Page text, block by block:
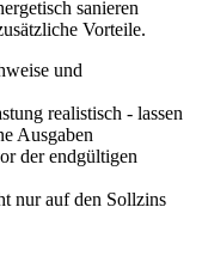
sanieren
Vorteile.
und
realistisch - lassen
Ausgaben
der endgültigen
nur auf den Sollzins